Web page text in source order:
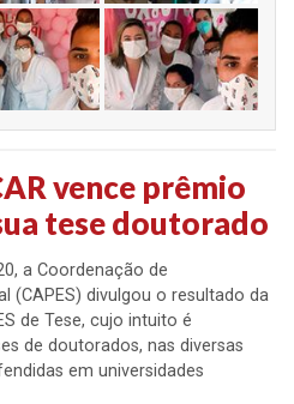
vence prêmio
tese doutorado
a Coordenação de
(CAPES) divulgou o resultado da
de Tese, cujo intuito é
de doutorados, nas diversas
em universidades